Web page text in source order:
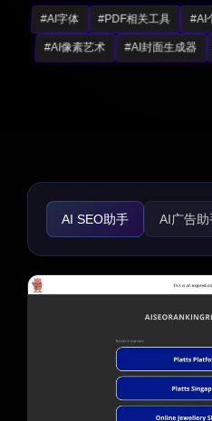
#AI字体 #PDF相关工具
#AI像素艺术 #AI封面生成器
AI广告助
AI Instagram助手 AI
AI YouTube助手 AI
AI客户服务助手 AI播
AI SEO助手
个人资料链接 AI社交